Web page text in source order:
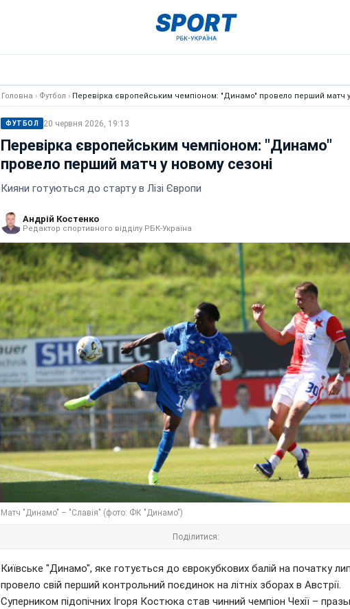
Головна › Футбол › Перевірка європейським чемпіоном: "Динамо" провело перший матч у
ФУТБОЛ 20 червня 2026, 19:13
Перевірка європейським чемпіоном: "Динамо"
провело перший матч у новому сезоні
Кияни готуються до старту в Лізі Європи
Андрій Костенко
Редактор спортивного відділу РБК-Україна
Матч "Динамо" – "Славія" (фото: ФК "Динамо")
Поділитися:
Київське "Динамо", яке готується до єврокубкових балій на початку
провело свій перший контрольний поєдинок на літніх зборах в Австрії.
Суперником підопічних Ігоря Костюка став чинний чемпіон Чехії –